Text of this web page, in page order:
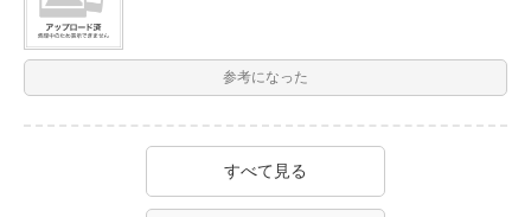
参考になった
すべて見る